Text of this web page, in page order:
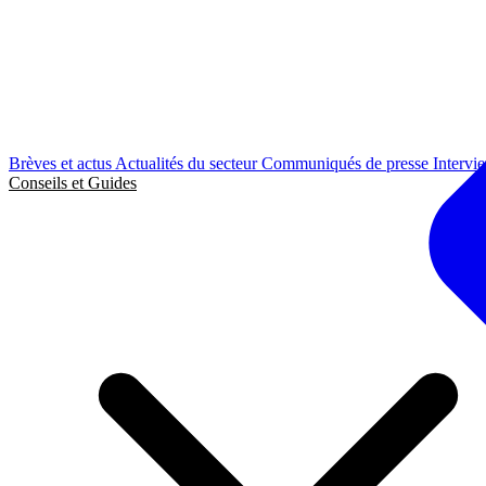
Brèves et actus Actualités du secteurCommuniqués de presse
Conseils et Guides